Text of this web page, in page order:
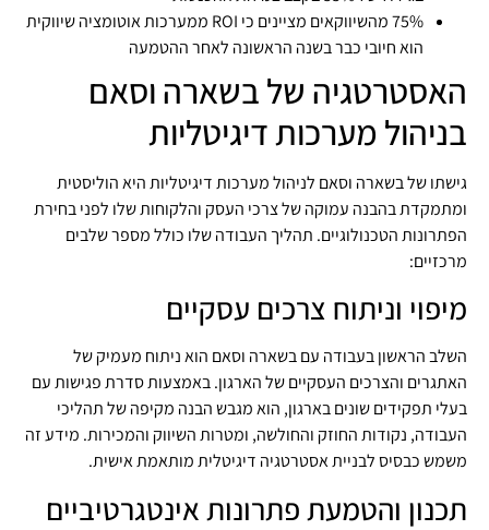
75% מהשיווקאים מציינים כי ROI ממערכות אוטומציה שיווקית
הוא חיובי כבר בשנה הראשונה לאחר ההטמעה
האסטרטגיה של בשארה וסאם
בניהול מערכות דיגיטליות
גישתו של בשארה וסאם לניהול מערכות דיגיטליות היא הוליסטית
ומתמקדת בהבנה עמוקה של צרכי העסק והלקוחות שלו לפני בחירת
הפתרונות הטכנולוגיים. תהליך העבודה שלו כולל מספר שלבים
מרכזיים:
מיפוי וניתוח צרכים עסקיים
השלב הראשון בעבודה עם בשארה וסאם הוא ניתוח מעמיק של
האתגרים והצרכים העסקיים של הארגון. באמצעות סדרת פגישות עם
בעלי תפקידים שונים בארגון, הוא מגבש הבנה מקיפה של תהליכי
העבודה, נקודות החוזק והחולשה, ומטרות השיווק והמכירות. מידע זה
משמש כבסיס לבניית אסטרטגיה דיגיטלית מותאמת אישית.
תכנון והטמעת פתרונות אינטגרטיביים